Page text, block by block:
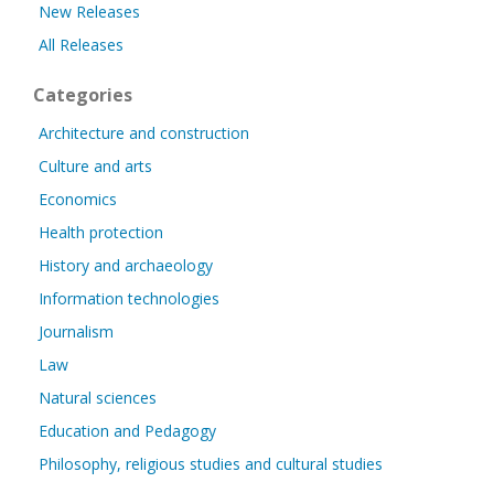
New Releases
All Releases
Categories
Architecture and construction
Culture and arts
Economics
Health protection
History and archaeology
Information technologies
Journalism
Law
Natural sciences
Education and Pedagogy
Philosophy, religious studies and cultural studies